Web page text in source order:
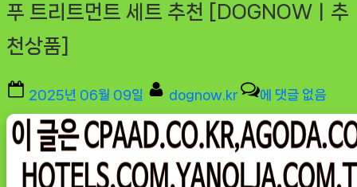
푸 트리트먼트 세트 추천 [DOGNOWㅣ추
천상품]
Posted
on
2025년 06월 09일 By
dognow.kr
[도
그
나
ㅣ
에 댓글 없음